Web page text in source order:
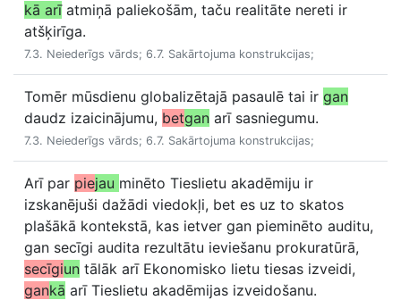
kā arīatmiņā paliekošām, taču realitāte nereti ir
atšķirīga.
7.3. Neiederīgs vārds; 6.7. Sakārtojuma konstrukcijas;
Tomēr mūsdienu globalizētajā pasaulē tai ir gan
daudz izaicinājumu, betgan arī sasniegumu.
7.3. Neiederīgs vārds; 6.7. Sakārtojuma konstrukcijas;
Arī par piejau minēto Tieslietu akadēmiju ir
izskanējuši dažādi viedokļi, bet es uz to skatos
plašākā kontekstā, kas ietver gan pieminēto auditu,
gan secīgi audita rezultātu ieviešanu prokuratūrā,
secīgiun tālāk arī Ekonomisko lietu tiesas izveidi,
gankā arī Tieslietu akadēmijas izveidošanu.